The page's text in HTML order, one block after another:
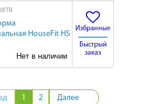
HouseFit HS
Нет в наличии
Избранные
Быстрый
заказ
1 2 Далее